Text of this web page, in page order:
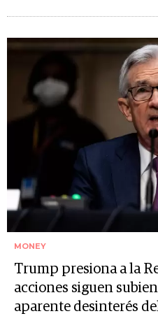
MONEY
Trump presiona a la
acciones siguen
aparente desinterés